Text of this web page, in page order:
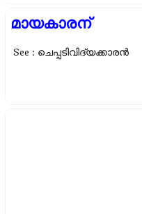
മായകാരന്
See : ചെപ്പടിവിദ്യക്കാരന്‍